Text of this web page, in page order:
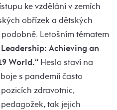
ke vzdělání v zemích
obřízek a dětských
Letošním tématem
Achieving an
World.“ Heslo staví na
s pandemií často
zdravotnic,
tak jejich